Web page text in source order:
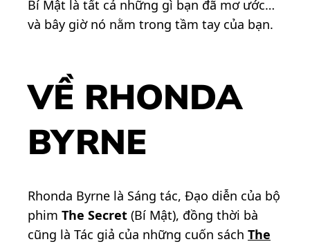
Bí Mật là tất cả những gì bạn đã mơ ước…
và bây giờ nó nằm trong tầm tay của bạn.
VỀ RHONDA
BYRNE
Rhonda Byrne là Sáng tác, Đạo diễn của bộ
phim The Secret (Bí Mật), đồng thời bà
cũng là Tác giả của những cuốn sách The